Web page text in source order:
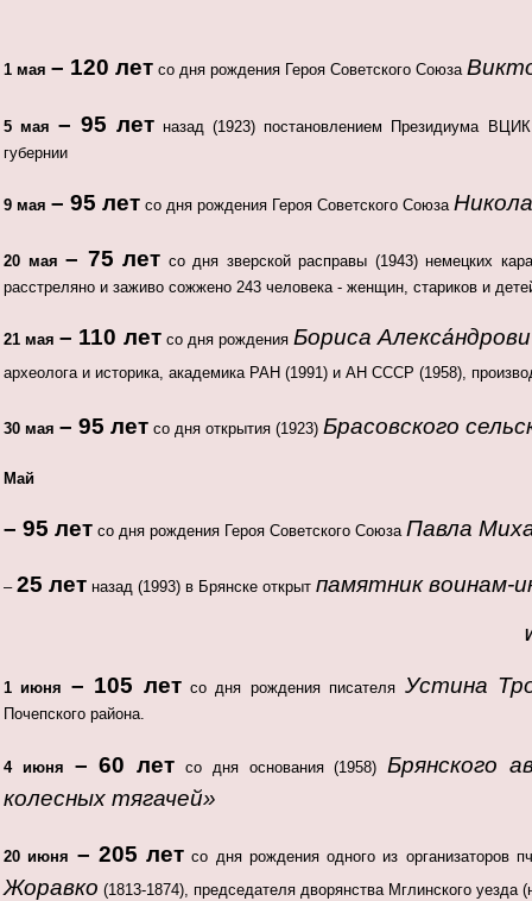
1 мая – 120 лет со дня рождения Героя Советского Союза
5 мая– 95 лет назад (1923) постановлением Президиума
губернии
9 мая – 95 лет со дня рождения Героя Советского Союза
20 мая – 75 лет со дня зверской расправы (1943) немецких
расстреляно и заживо сожжено 243 человека - женщин, стариков и
21 мая– 110 летсо дня рожденияБориса
археолога и историка, академика РАН (1991) и АН СССР (1958),
30 мая – 95 лет со дня открытия (1923) Брасовского
Май
– 95 лет со дня рождения Героя Советского Союза Павла
– 25 лет назад (1993) в Брянске открыт памятник воинам-
1 июня – 105 летсо дня рождения писателя Устина
Почепского района.
4 июня – 60 лет со дня основания (1958)Брянского
колесных тягачей»
20 июня – 205 лет со дня рождения одного из организаторов
Жоравко (1813-1874), председателя дворянства Мглинского